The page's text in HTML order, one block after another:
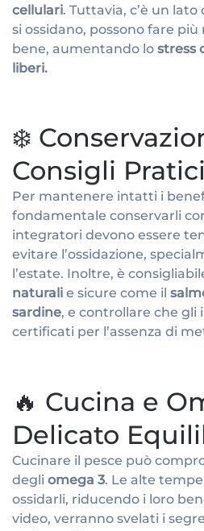
cellulari. Tuttavia, c’è un
si ossidano, possono fare più
bene, aumentando lo stress
liberi.
❄️
Consigli Pratici
Per mantenere intatti i
fondamentale conservarli
integratori devono essere
evitare l’ossidazione,
l’estate. Inoltre, è
naturali e sicure come il
sardine, e controllare che gli
certificati per l’assenza di
🔥 Cucina e
Delicato
Cucinare il pesce può
degli omega 3. Le alte
ossidarli, riducendo i loro
video, verranno svelati i